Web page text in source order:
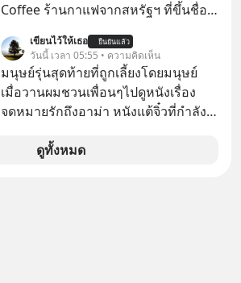
Coffee ร้านกาแฟจากสหรัฐฯ ที่ขึ้นชื่อ
แรกในประเทศไทย ที่ Central Park
เขียนไว้ให้เธอ ยืนยันแล้ว
วันนี้ เวลา 05:55 • ความคิดเห็น
มนุษย์รุ่นสุดท้ายที่ถูกเลี้ยงโดยมนุษย์
เมื่อวานผมชวนเพื่อนๆไปดูหนังเรื่อง
จดหมายรักถึงอาม่า หนังแต้จิ๋วที่กำลัง
ป๊าผมเห็นโปสเตอร์หนังเรื่องนี้หลาย
ดูทั้งหมด